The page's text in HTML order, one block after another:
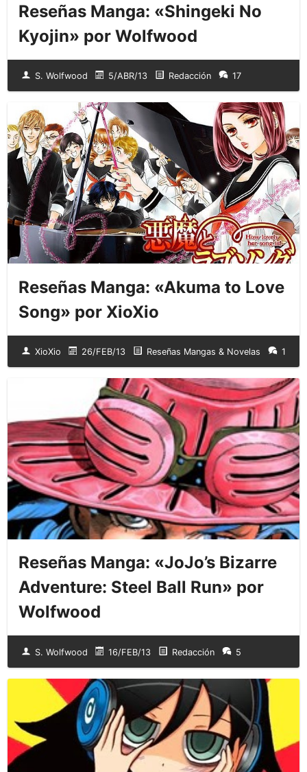
Reseñas Manga: «Shingeki No
Kyojin» por Wolfwood
S. Wolfwood 5/ABR/13 Redacción 17
Reseñas Manga: «Akuma to Love
Song» por XioXio
XioXio 26/FEB/13 Reseñas Mangas & Novelas 1
Reseñas Manga: «JoJo’s Bizarre
Adventure: Steel Ball Run» por
Wolfwood
S. Wolfwood 16/FEB/13 Redacción 5